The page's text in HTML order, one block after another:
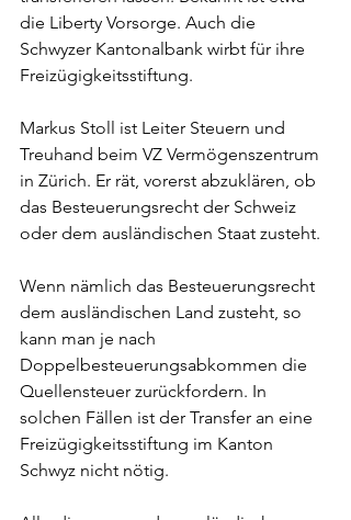
die Liberty Vorsorge. Auch die
Schwyzer Kantonalbank wirbt für ihre
Freizügigkeitsstiftung.
Markus Stoll ist Leiter Steuern und
Treuhand beim VZ Vermögenszentrum
in Zürich. Er rät, vorerst abzuklären, ob
das Besteuerungsrecht der Schweiz
oder dem ausländischen Staat zusteht.
Wenn nämlich das Besteuerungsrecht
dem ausländischen Land zusteht, so
kann man je nach
Doppelbesteuerungsabkommen die
Quellensteuer zurückfordern. In
solchen Fällen ist der Transfer an eine
Freizügigkeitsstiftung im Kanton
Schwyz nicht nötig.